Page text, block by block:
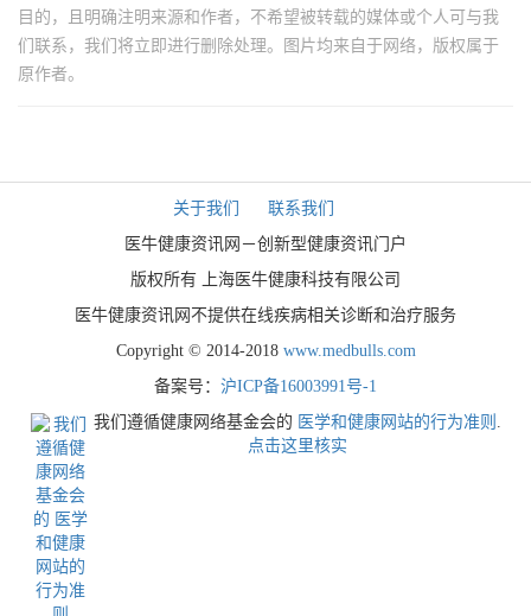
目的，且明确注明来源和作者，不希望被转载的媒体或个人可与我
们联系，我们将立即进行删除处理。图片均来自于网络，版权属于
原作者。
关于我们
联系我们
医牛健康资讯网－创新型健康资讯门户
版权所有 上海医牛健康科技有限公司
医牛健康资讯网不提供在线疾病相关诊断和治疗服务
Copyright © 2014-2018 www.medbulls.com
备案号： 沪ICP备16003991号-1
我们遵循健康网络基金会的 医学和健康网站的行为准则 .
点击这里核实